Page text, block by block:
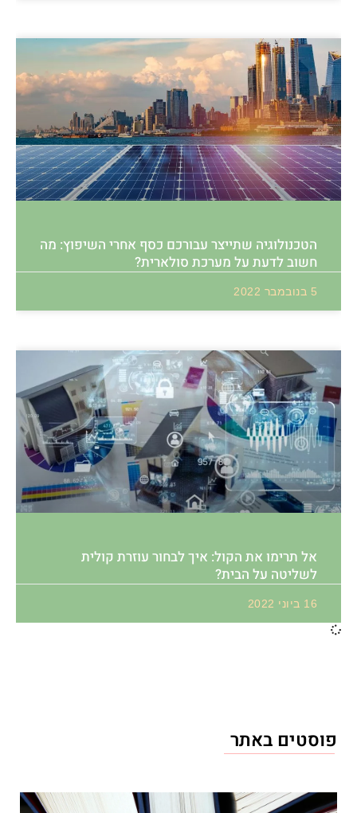
הטכנולוגיה שתייצר עבורכם כסף אחרי השיפוץ: מה
חשוב לדעת על מערכת סולארית?
5 בנובמבר 2022
אל תרימו את הקול: איך לבחור עוזרת קולית
לשליטה על הבית?
16 ביוני 2022
פוסטים באתר